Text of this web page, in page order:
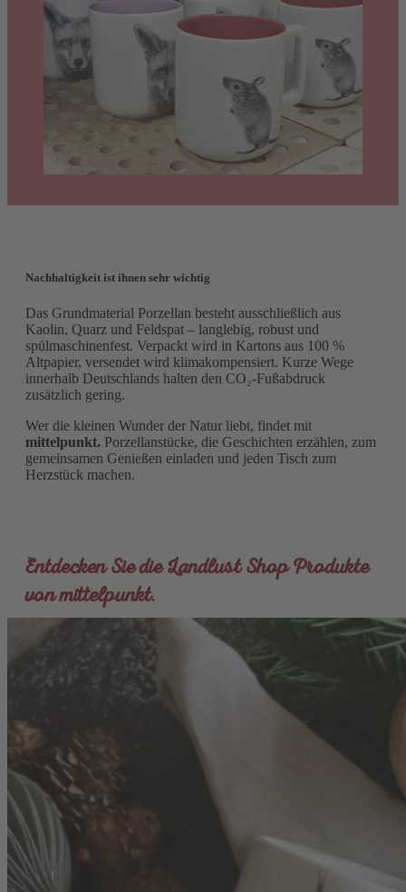
Nachhaltigkeit ist ihnen sehr wichtig
Das Grundmaterial Porzellan besteht ausschließlich aus
Kaolin, Quarz und Feldspat – langlebig, robust und
spülmaschinenfest. Verpackt wird in Kartons aus 100 %
Altpapier, versendet wird klimakompensiert. Kurze Wege
innerhalb Deutschlands halten den CO₂-Fußabdruck
zusätzlich gering.
Wer die kleinen Wunder der Natur liebt, findet mit
mittelpunkt. Porzellanstücke, die Geschichten erzählen, zum
gemeinsamen Genießen einladen und jeden Tisch zum
Herzstück machen.
Entdecken Sie die Landlust Shop Produkte
von mittelpunkt.